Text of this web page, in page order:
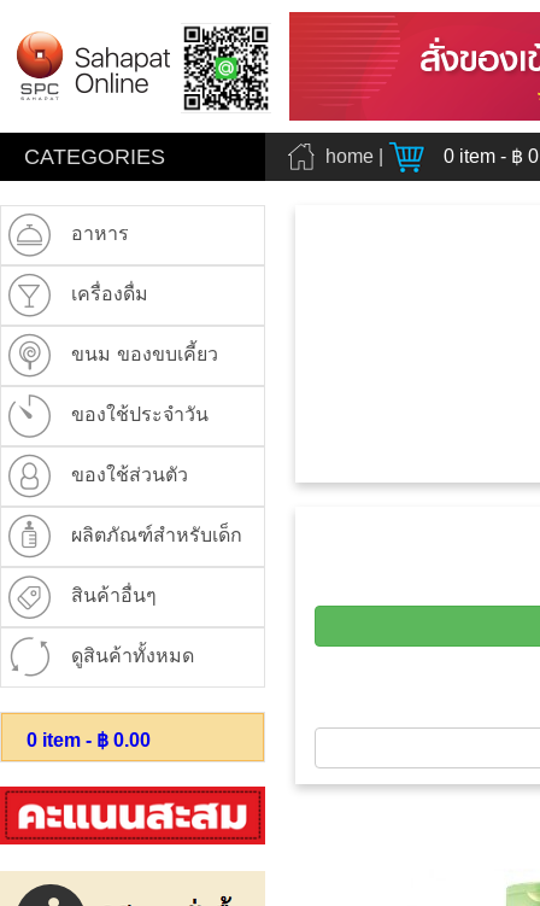
CATEGORIES home 0 item - ฿
อาหาร
เครื่องดื่ม
ขนม ของขบเคี้ยว
ของใช้ประจำวัน
ของใช้ส่วนตัว
ผลิตภัณฑ์สำหรับเด็ก
สินค้าอื่นๆ
ดูสินค้าทั้งหมด
0 item - ฿ 0.00